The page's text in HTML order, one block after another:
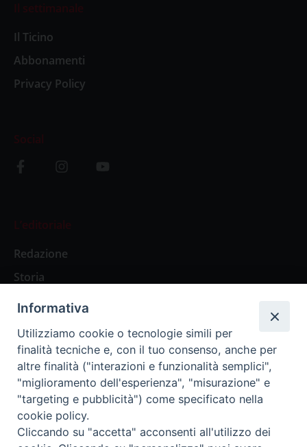
Il settimanale
Il Ticino
Abbonamenti
Privacy Policy
Social
L’editoriale
Redazione
Storia
Abbonamenti
Abbonamento Annuale Digitale
Abbonamento Annuale Cartaceo
Abbonamento Singola Copia Digitale
Informativa
Utilizziamo cookie o tecnologie simili per
finalità tecniche e, con il tuo consenso, anche per
altre finalità ("interazioni e funzionalità semplici",
"miglioramento dell'esperienza", "misurazione" e
"targeting e pubblicità") come specificato nella
cookie policy.
Cliccando su "accetta" acconsenti all'utilizzo dei